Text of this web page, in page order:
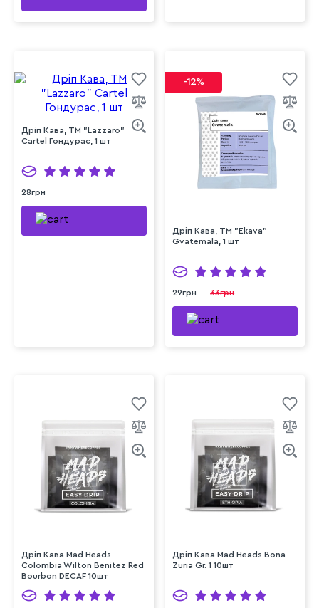
Дріп Кава, ТМ "Lazzaro"
Cartel Гондурас, 1 шт
28грн
-12%
Дріп Кава, ТМ "Ekava"
Gvatemala, 1 шт
29грн 33грн
Дріп Кава Mad Heads
Colombia Wilton Benitez Red
Bourbon DECAF 10шт
Дріп Кава Mad Heads Bona
Zuria Gr. 1 10шт